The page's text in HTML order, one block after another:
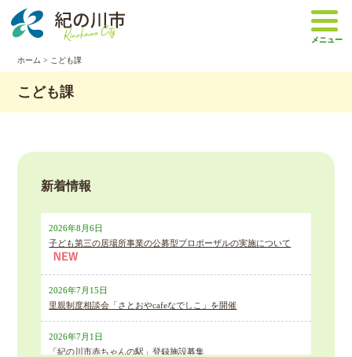
メニュー
ホーム > こども課
こども課
新着情報
2026年8月6日
子ども第三の居場所事業の公募型プロポーザルの実施について
2026年7月15日
里親制度相談会「さとおやcafeなでしこ」を開催
2026年7月1日
「紀の川市赤ちゃんの駅」登録施設募集